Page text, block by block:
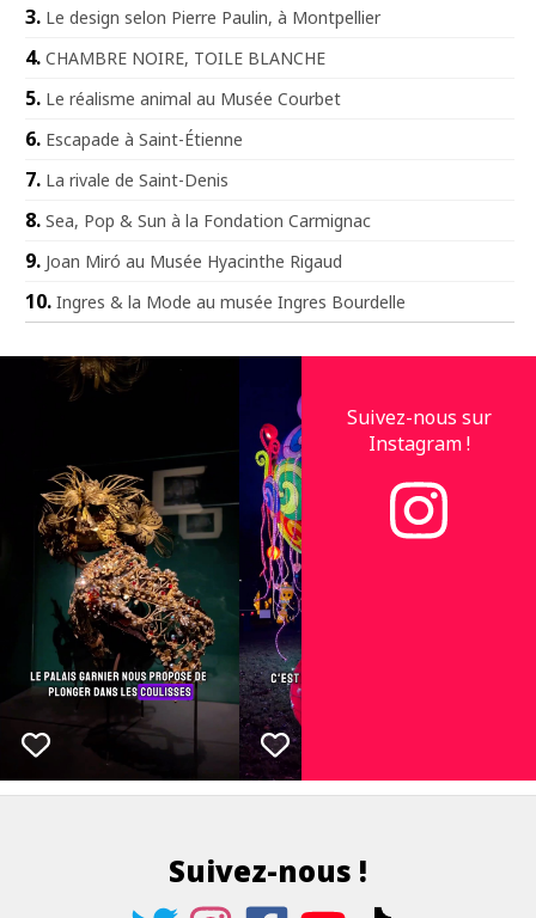
Le design selon Pierre Paulin, à Montpellier
CHAMBRE NOIRE, TOILE BLANCHE
Le réalisme animal au Musée Courbet
Escapade à Saint-Étienne
La rivale de Saint-Denis
Sea, Pop & Sun à la Fondation Carmignac
Joan Miró au Musée Hyacinthe Rigaud
Ingres & la Mode au musée Ingres Bourdelle
Suivez-nous sur
Instagram !
Suivez-nous !